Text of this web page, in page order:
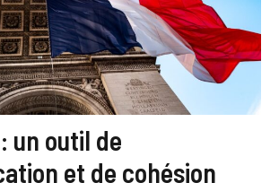
un outil de
et de cohésion